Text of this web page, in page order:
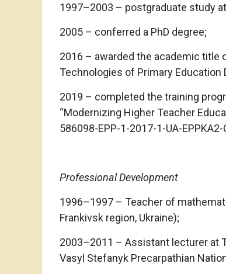
1997–2003 – postgraduate study
2005 – conferred a PhD degree;
2016 – awarded the academic
Technologies of Primary Education
2019 – completed the training
“Modernizing Higher Teacher
586098-EPP-1-2017-1-UA-EPPKA2-
Professional Development
1996–1997 – Teacher of
Frankivsk region, Ukraine);
2003–2011 – Assistant lecturer at
Vasyl Stefanyk Precarpathian